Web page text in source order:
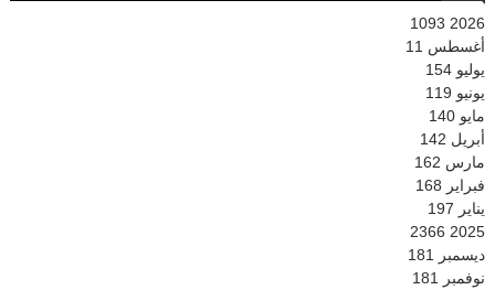
2026
1093
أغسطس 11
يوليو 154
يونيو 119
مايو 140
أبريل 142
مارس 162
فبراير 168
يناير 197
2025
2366
ديسمبر
181
نوفمبر
181